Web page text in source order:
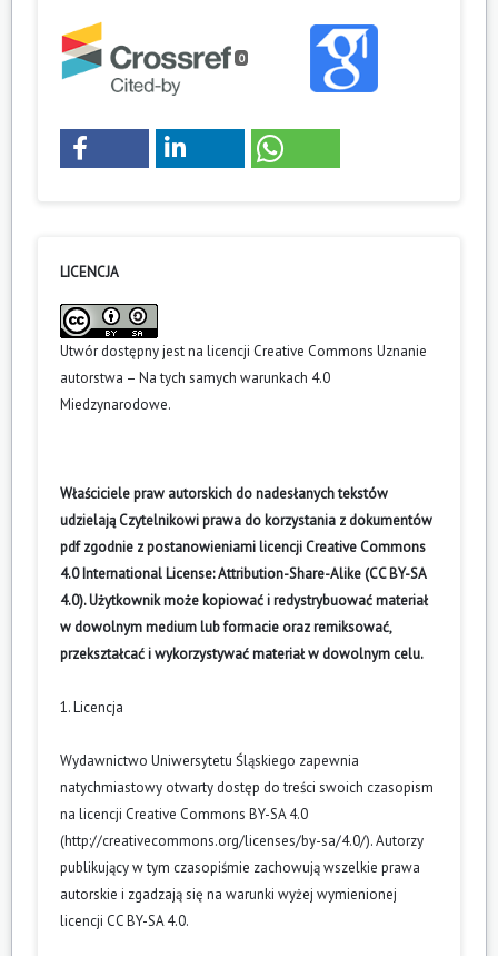
0
LICENCJA
Utwór dostępny jest na licencji Creative Commons Uznanie
autorstwa – Na tych samych warunkach 4.0
Miedzynarodowe.
Właściciele praw autorskich do nadesłanych tekstów
udzielają Czytelnikowi prawa do korzystania z dokumentów
pdf zgodnie z postanowieniami licencji Creative Commons
4.0 International License: Attribution-Share-Alike (CC BY-SA
4.0). Użytkownik może kopiować i redystrybuować materiał
w dowolnym medium lub formacie oraz remiksować,
przekształcać i wykorzystywać materiał w dowolnym celu.
1. Licencja
Wydawnictwo Uniwersytetu Śląskiego zapewnia
natychmiastowy otwarty dostęp do treści swoich czasopism
na licencji Creative Commons BY-SA 4.0
(http://creativecommons.org/licenses/by-sa/4.0/). Autorzy
publikujący w tym czasopiśmie zachowują wszelkie prawa
autorskie i zgadzają się na warunki wyżej wymienionej
licencji CC BY-SA 4.0.